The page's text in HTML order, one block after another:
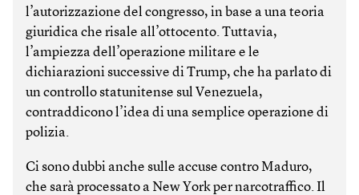
l’autorizzazione del congresso, in base a una teoria
giuridica che risale all’ottocento. Tuttavia,
l’ampiezza dell’operazione militare e le
dichiarazioni successive di Trump, che ha parlato di
un controllo statunitense sul Venezuela,
contraddicono l’idea di una semplice operazione di
polizia.
Ci sono dubbi anche sulle accuse contro Maduro,
che sarà processato a New York per narcotraffico. Il